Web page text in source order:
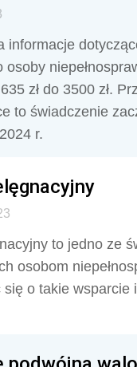
informacje
osoby
635 zł do 3500 zł.
to świadczenie
r.
to jedno ze
osobom
się o takie wsparcie